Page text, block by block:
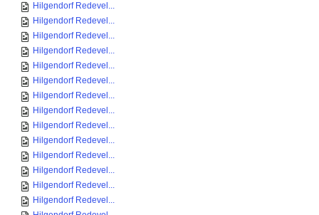
Hilgendorf Redevel...
Hilgendorf Redevel...
Hilgendorf Redevel...
Hilgendorf Redevel...
Hilgendorf Redevel...
Hilgendorf Redevel...
Hilgendorf Redevel...
Hilgendorf Redevel...
Hilgendorf Redevel...
Hilgendorf Redevel...
Hilgendorf Redevel...
Hilgendorf Redevel...
Hilgendorf Redevel...
Hilgendorf Redevel...